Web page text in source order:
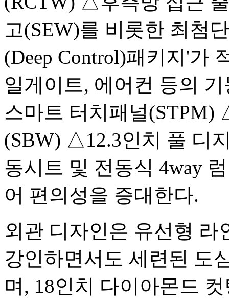
고(SEW)를 비롯한 최첨
(Deep Control)패키지'가
일게이트, 에어컨 등의
스마트 터치패널
(SBW) △12.3인치 풀 디
동시트 및 전동식 4way
어 편의성을 증대한다.
외관 디자인은 유선형 라
강인하면서도 세련된 도
며, 18인치 다이아몬드